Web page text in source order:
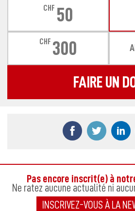
CHF 50
CHF 300
FAIRE UN
Partager ce
Pas encore inscrit(e) à
Ne ratez aucune actualité ni
INSCRIVEZ-VOUS À LA